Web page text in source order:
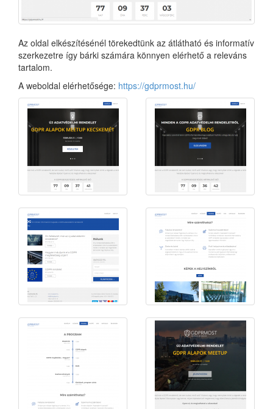
Az oldal elkészítésénél törekedtünk az átlátható és informatív
szerkezetre így bárki számára könnyen elérhető a releváns
tartalom.
A weboldal elérhetősége: https://gdprmost.hu/